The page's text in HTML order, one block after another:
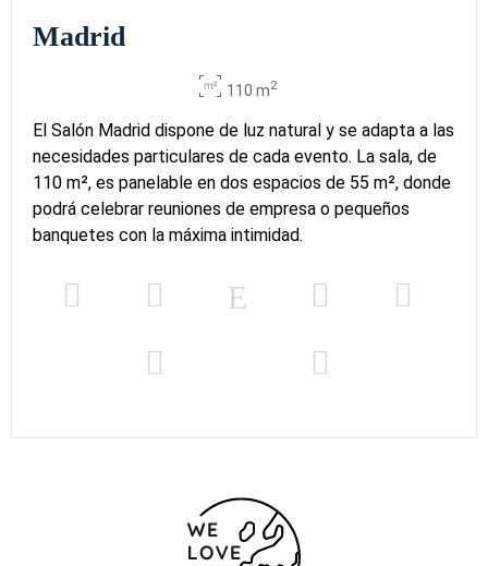
Madrid
110 m2
El Salón Madrid dispone de luz natural y se adapta a las
necesidades particulares de cada evento. La sala, de
110 m², es panelable en dos espacios de 55 m², donde
podrá celebrar reuniones de empresa o pequeños
banquetes con la máxima intimidad.